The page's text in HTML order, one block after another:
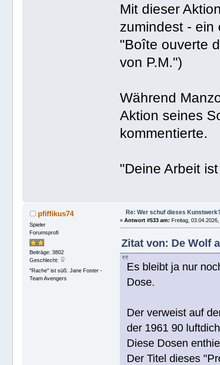
Mit dieser
zumindest - ein
"Boîte ouverte
von P.M.")
Während
Aktion seines
kommentierte.
"Deine Arbeit
pfiffikus74
Spieler
Forumsprofi
Beiträge: 3802
Geschlecht:
"Rache" ist süß: Jane Foster -
Team Avengers
Re: Wer schuf dieses
«Antwort #533 am: Freitag,
Zitat von: De Wolf
Es bleibt ja nur
Dose.
Der verweist auf
der 1961 90
Diese Dosen
Der Titel dieses